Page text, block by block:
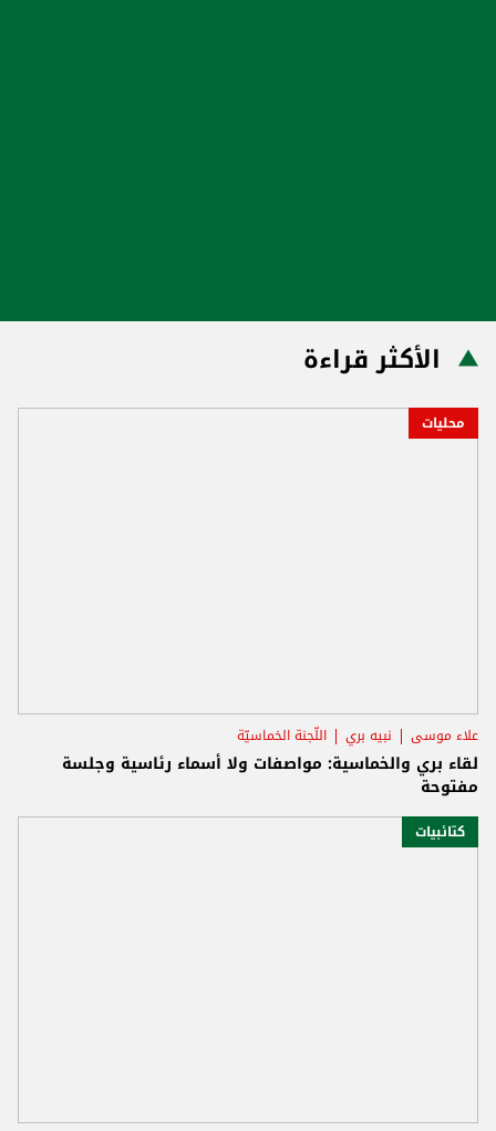
الأكثر قراءة
محليات
علاء موسى نبيه بري اللّجنة الخماسيّة
لقاء بري والخماسية: مواصفات ولا أسماء رئاسية وجلسة
مفتوحة
كتائبيات